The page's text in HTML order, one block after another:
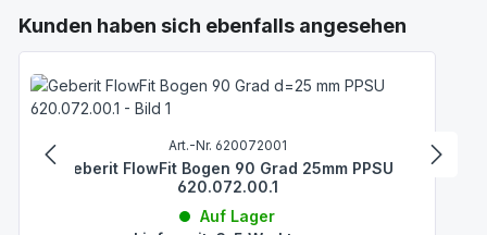
Produktgalerie überspringen
Kunden haben sich ebenfalls angesehen
Art.-Nr. 620072001
Geberit FlowFit Bogen 90 Grad 25mm PPSU
620.072.00.1
Auf Lager